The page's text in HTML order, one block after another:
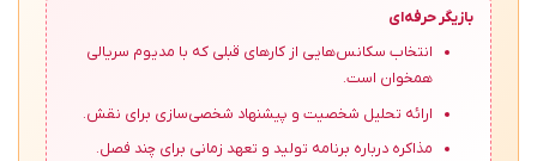
بازیگر حرفه‌ای
انتخاب سکانس‌هایی از کارهای قبلی که با مدیوم سریالی
همخوان است.
ارائه تحلیل شخصیت و پیشنهاد شخصی‌سازی برای نقش.
مذاکره درباره برنامه تولید و تعهد زمانی برای چند فصل.